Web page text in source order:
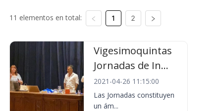
11 elementos en total: 1 2
Vigesimoquintas
Jornadas de In...
2021-04-26 11:15:00
Las Jornadas constituyen
un ám...